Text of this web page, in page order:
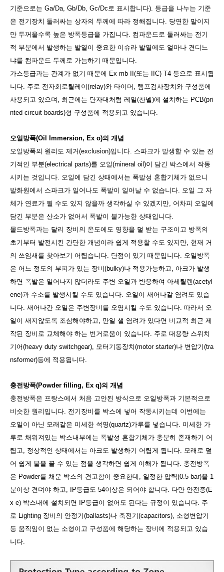
기준으로는 Ga/Da, Gb/Db, Gc/Dc로 표시합니다). 등급을 나누는 기준
은 전기장치 둘러싸는 상자의 두께에 따라 정해집니다. 당연한 말이지
만 두꺼울수록 높은 방폭등급을 가집니다. 컴파운드로 둘러싸는 전기
적 부분에서 발생하는 발열이 중요한 이슈라 발열에도 얼마나 견디느
냐를 컴파운드 두께로 가늠하기 때문입니다.
가스등급과는 관계가 없기 때문에 Ex mb II(또는 IIC) T4 등으로 표시됩
니다. 주로 전자회로릴레이(relay)와 타이머, 램프검사장치와 구성품에
사용되고 있으며, 최근에는 단자대처럼 레일(찬넬)에 설치하는 PCB(pri
nted circuit boards)형 구성품에 적용되고 있습니다.
오일방폭(Oil Immersion, Ex o)의 개념
오일방폭의 원리도 제거(exclusion)입니다. 스파크가 발생할 수 있는 전
기적인 부분(electrical parts)를 오일(mineral oil)이 담긴 박스에서 작동
시키는 것입니다. 오일에 담긴 상태에서는 폭발성 혼합기체가 없으니
발화원에서 스파크가 일어나도 폭발이 일어날 수 없습니다. 오일 그 자
체가 연료가 될 수도 있지 않을까 생각하실 수 있겠지만, 어차피 오일에
담긴 부분은 산소가 없어서 폭발이 불가능한 상태입니다.
몰드방폭과는 달리 장비의 온도에도 영향을 덜 받는 구조이고 방폭의
초기부터 발전시킨 간단한 개념이라 쉽게 적용할 수도 있지만, 현재 거
의 쓰임새를 찾아보기 어렵습니다. 단점이 있기 때문입니다. 오일방폭
은 어느 정도의 부피가 있는 장비(bulky)나 적용가능하고, 아크가 발생
하면 폭발은 일어나지 않더라도 주변 오일과 반응하여 아세틸렌(acetyl
ene)과 수소를 발생시킬 수도 있습니다. 오일이 새어나갈 염려도 있습
니다. 새어나간 오일은 주변장비를 오염시킬 수도 있습니다. 따라서 오
일이 새지않도록 조심해야하고, 만일 샐 염려가 있다면 비교적 최근 제
작된 장비로 교체해야 하는 번거로움이 있습니다. 주로 대용량 스위치
기어(heavy duty switchgear), 모터기동장치(motor starter)나 변압기(tra
nsformer)등에 적용됩니다.
충전방폭(Powder filling, Ex q)의 개념
충전방폭은 프랑스에서 처음 고안된 방식으로 오일방폭과 기본적으로
비슷한 원리입니다. 전기장비를 박스에 넣어 작동시키는데 이번에는
오일이 아닌 모래같은 미세한 석영(quartz)가루를 넣습니다. 미세한 가
루로 채워져있는 박스내부에는 폭발성 혼합기체가 충분히 존재하기 어
렵고, 정상적인 상태에서는 아크도 발생하기 어렵게 됩니다. 모래로 덮
어 쉽게 불을 끌 수 있는 점을 생각하면 쉽게 이해가 됩니다. 충전방폭
은 Powder를 채운 박스의 견고함이 중요한데, 일정한 압력(0.5 bar)을 1
분이상 견뎌야 하고, IP등급도 54이상은 되어야 합니다. 다만 안전증(E
x e) 박스내에 설치되면 IP등급이 없어도 된다는 규정이 있습니다. 주
로 Lighting 장비의 안정기(ballasts)나 축전기(capacitors), 소형변압기
등 움직임이 없는 소형이고 구성품에 해당하는 장비에 적용되고 있습
니다.